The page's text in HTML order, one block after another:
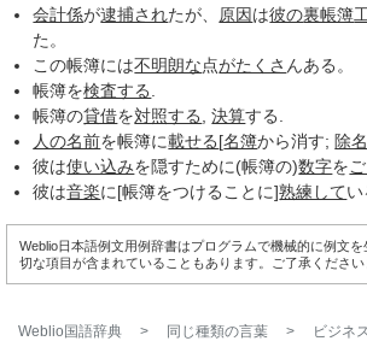
会計係が逮捕されたが、 原因は彼の裏帳簿
た。
この帳簿には不明朗な点がたくさ んある。
帳簿を検査する
帳簿の貸借を対照する ,決算する.
人の名前を帳簿に載せる[名簿から消す;除
彼は使い込みを隠すために(帳簿の)数字を
彼は音楽に[帳簿をつけることに]熟練してい
Weblio日本語例文用例辞書はプログラムで機械的に例文
切な項目が含まれていることもあります。ご了承ください
Weblio国語辞典 > 同じ種類の言葉 > ビジネス